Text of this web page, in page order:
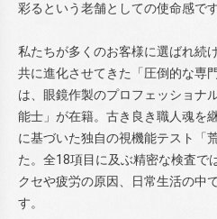
彩るという老舗としての使命感です
私たちが多くのお客様に選ばれ続
共に進化させてきた「圧倒的な専
は、眼鏡作製のプロフェッショナ
能士」が在籍。古き良き職人魂を
に基づいた独自の視機能テスト「
た。全18項目に及ぶ精密な検査で
クセや疲労の原因、日常生活の中
す。